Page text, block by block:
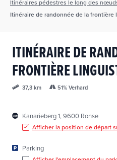
ITINÉRAIRE DE
FRONTIÈRE
37,3 km 51% Verhard
Kanarieberg 1, 9600 Ronse
Afficher la position de départ
Parking
Itinéraires pédestres le long des
Itinéraire de randonnée de la frontière